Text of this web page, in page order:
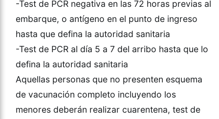
-Test de PCR negativa en las 72 horas previas al
embarque, o antígeno en el punto de ingreso
hasta que defina la autoridad sanitaria
-Test de PCR al día 5 a 7 del arribo hasta que lo
defina la autoridad sanitaria
Aquellas personas que no presenten esquema
de vacunación completo incluyendo los
menores deberán realizar cuarentena, test de